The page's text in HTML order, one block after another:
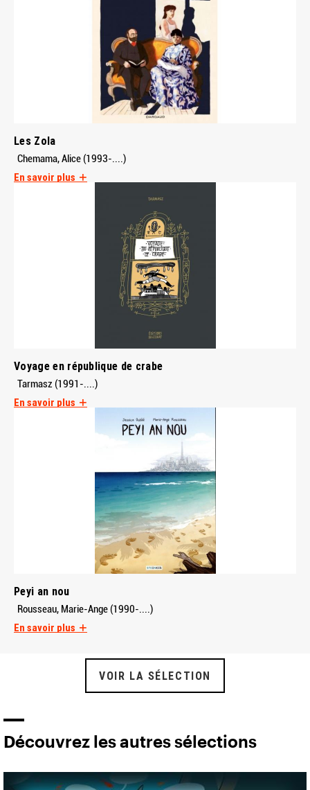
Les Zola
Chemama, Alice (1993-....)
En savoir plus
Voyage en république de crabe
Tarmasz (1991-....)
En savoir plus
Peyi an nou
Rousseau, Marie-Ange (1990-....)
En savoir plus
VOIR LA SÉLECTION
Découvrez les autres sélections